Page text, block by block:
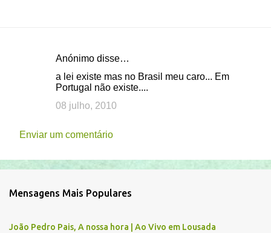
n
á
Anónimo disse…
a lei existe mas no Brasil meu caro... Em
Portugal não existe....
08 julho, 2010
Enviar um comentário
Mensagens Mais Populares
João Pedro Pais, A nossa hora | Ao Vivo em Lousada